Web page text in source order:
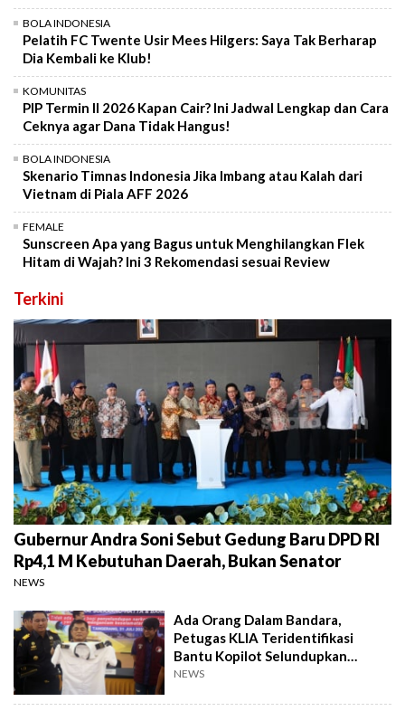
BOLA INDONESIA
Pelatih FC Twente Usir Mees Hilgers: Saya Tak Berharap
Dia Kembali ke Klub!
KOMUNITAS
PIP Termin II 2026 Kapan Cair? Ini Jadwal Lengkap dan Cara
Ceknya agar Dana Tidak Hangus!
BOLA INDONESIA
Skenario Timnas Indonesia Jika Imbang atau Kalah dari
Vietnam di Piala AFF 2026
FEMALE
Sunscreen Apa yang Bagus untuk Menghilangkan Flek
Hitam di Wajah? Ini 3 Rekomendasi sesuai Review
Terkini
Gubernur Andra Soni Sebut Gedung Baru DPD RI
Rp4,1 M Kebutuhan Daerah, Bukan Senator
NEWS
Ada Orang Dalam Bandara,
Petugas KLIA Teridentifikasi
Bantu Kopilot Selundupkan
Ekstasi ke Indonesia
NEWS